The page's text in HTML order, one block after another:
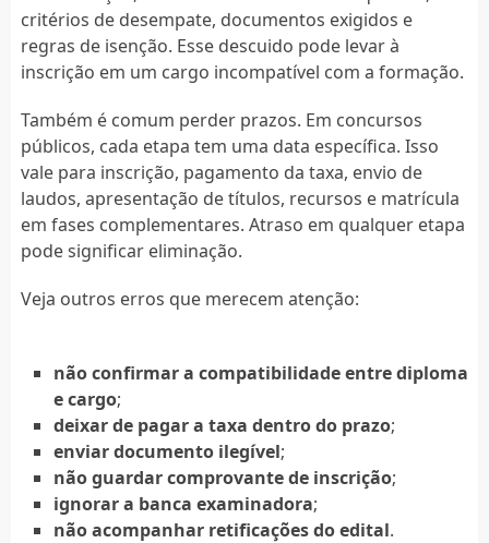
critérios de desempate, documentos exigidos e
regras de isenção. Esse descuido pode levar à
inscrição em um cargo incompatível com a formação.
Também é comum perder prazos. Em concursos
públicos, cada etapa tem uma data específica. Isso
vale para inscrição, pagamento da taxa, envio de
laudos, apresentação de títulos, recursos e matrícula
em fases complementares. Atraso em qualquer etapa
pode significar eliminação.
Veja outros erros que merecem atenção:
não confirmar a compatibilidade entre diploma
e cargo;
deixar de pagar a taxa dentro do prazo;
enviar documento ilegível;
não guardar comprovante de inscrição;
ignorar a banca examinadora;
não acompanhar retificações do edital.